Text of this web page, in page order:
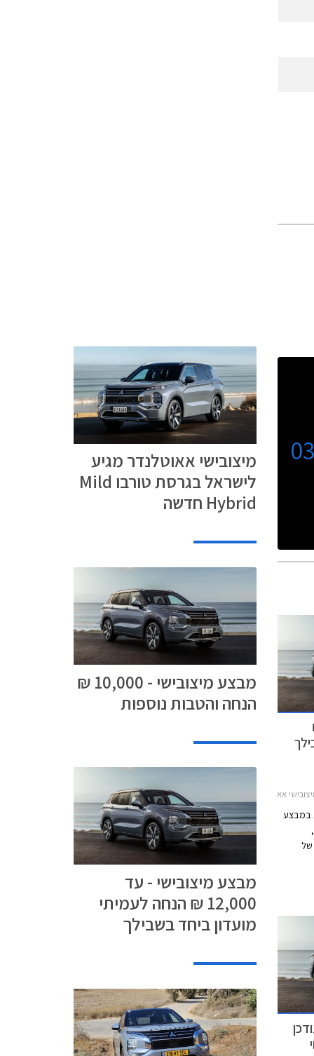
₪
2025-2026
במבצע
של
המעודכן
מיצובישי אאוטלנדר מגיע
לישראל בגרסת טורבו Mild
Hybrid חדשה
מבצע מיצובישי - 10,000 ₪
הנחה והטבות נוספות
מבצע מיצובישי - עד
12,000 ₪ הנחה לעמיתי
מועדון ביחד בשבילך